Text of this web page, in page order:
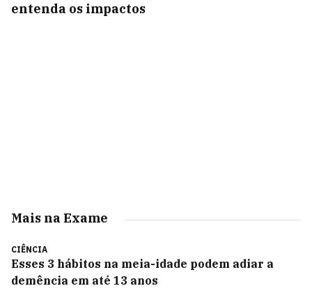
entenda os impactos
Mais na Exame
CIÊNCIA
Esses 3 hábitos na meia-idade podem adiar a
demência em até 13 anos